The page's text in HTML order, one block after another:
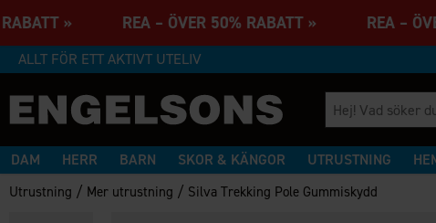
RABATT » REA – ÖVER 50% RABATT » REA –
ALLT FÖR ETT AKTIVT UTELIV
DAM HERR BARN SKOR & KÄNGOR UTRUSTNING
Utrustning / Mer utrustning / Silva Trekking Pole Gummiskydd